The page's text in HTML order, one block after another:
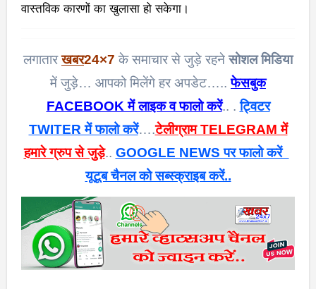
वास्तविक कारणों का खुलासा हो सकेगा।
लगातारखबर24×7 के समाचार से जुड़े रहनेसोशल मिडिया
में जुड़े… आपको मिलेंगे हर अपडेट…..फेसबुक
FACEBOOK में लाइक व फालो करें.. .ट्विटर
TWITER में फालो करें….टेलीग्राम TELEGRAM में
हमारे ग्रुप से जुड़े.. GOOGLE NEWS पर फालो करें
यूटूब चैनल को सब्स्क्राइब करें..